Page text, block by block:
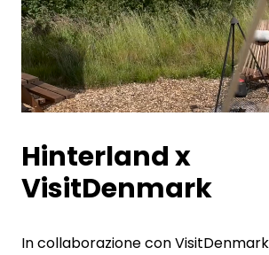
Hinterland x
VisitDenmark
In collaborazione con